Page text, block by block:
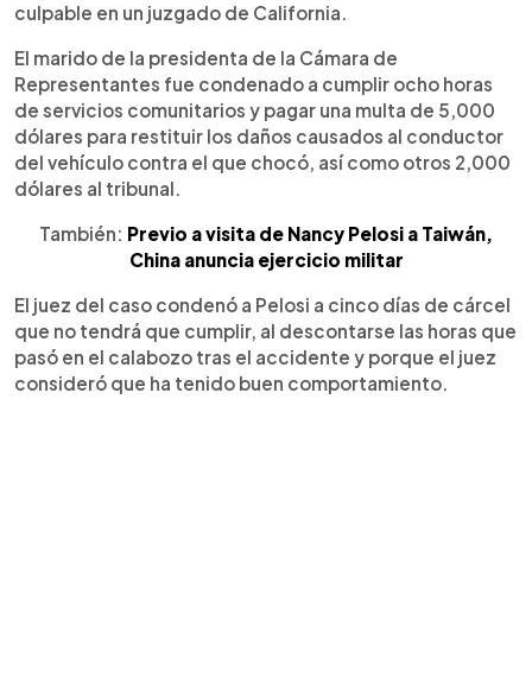
culpable en un juzgado de California.
El marido de la presidenta de la Cámara de
Representantes fue condenado a cumplir ocho horas
de servicios comunitarios y pagar una multa de 5,000
dólares para restituir los daños causados al conductor
del vehículo contra el que chocó, así como otros 2,000
dólares al tribunal.
También: Previo a visita de Nancy Pelosi a Taiwán,
China anuncia ejercicio militar
El juez del caso condenó a Pelosi a cinco días de cárcel
que no tendrá que cumplir, al descontarse las horas que
pasó en el calabozo tras el accidente y porque el juez
consideró que ha tenido buen comportamiento.